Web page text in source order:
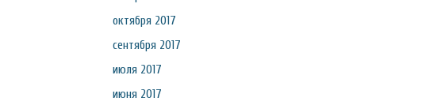
октября 2017
сентября 2017
июля 2017
июня 2017